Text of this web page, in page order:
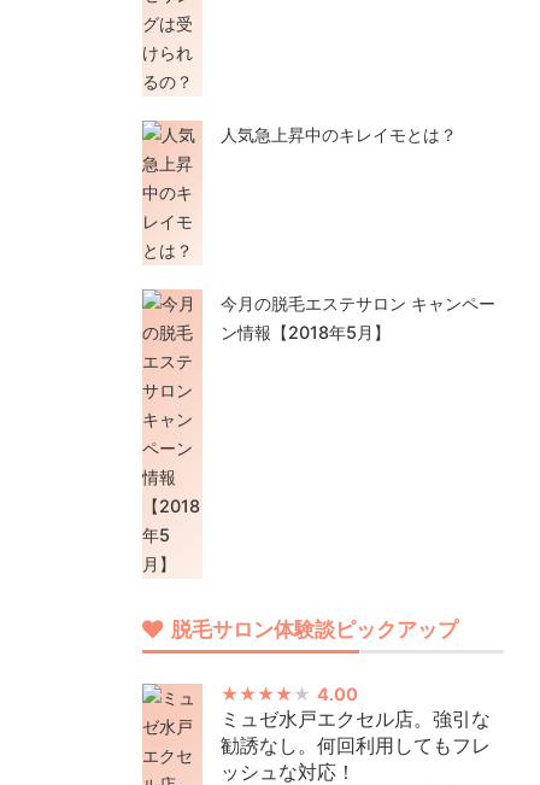
人気急上昇中のキレイモとは？
今月の脱毛エステサロン キャンペー
ン情報【2018年5月】
脱毛サロン体験談ピックアップ
4.00
ミュゼ水戸エクセル店。強引な
勧誘なし。何回利用してもフレ
ッシュな対応！